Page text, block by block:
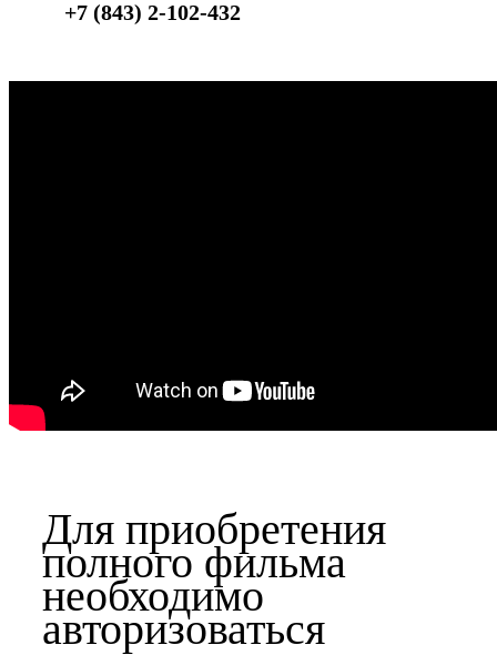
+7 (843) 2-102-432
Для приобретения
полного фильма
необходимо
авторизоваться